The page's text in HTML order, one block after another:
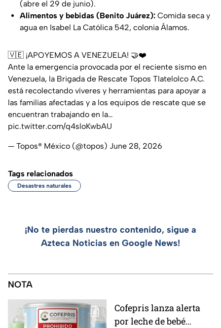
(abre el 29 de junio).
Alimentos y bebidas (Benito Juárez): Comida seca y
agua en Isabel La Católica 542, colonia Álamos.
🇻🇪 ¡APOYEMOS A VENEZUELA! 🤝❤️
Ante la emergencia provocada por el reciente sismo en
Venezuela, la Brigada de Rescate Topos Tlatelolco A.C.
está recolectando víveres y herramientas para apoyar a
las familias afectadas y a los equipos de rescate que se
encuentran trabajando en la…
pic.twitter.com/q4sloKwbAU
— Topos® México (@topos) June 28, 2026
Tags relacionados
Desastres naturales
¡No te pierdas nuestro contenido, sigue a
Azteca Noticias en Google News!
NOTA
Cofepris lanza alerta
por leche de bebé